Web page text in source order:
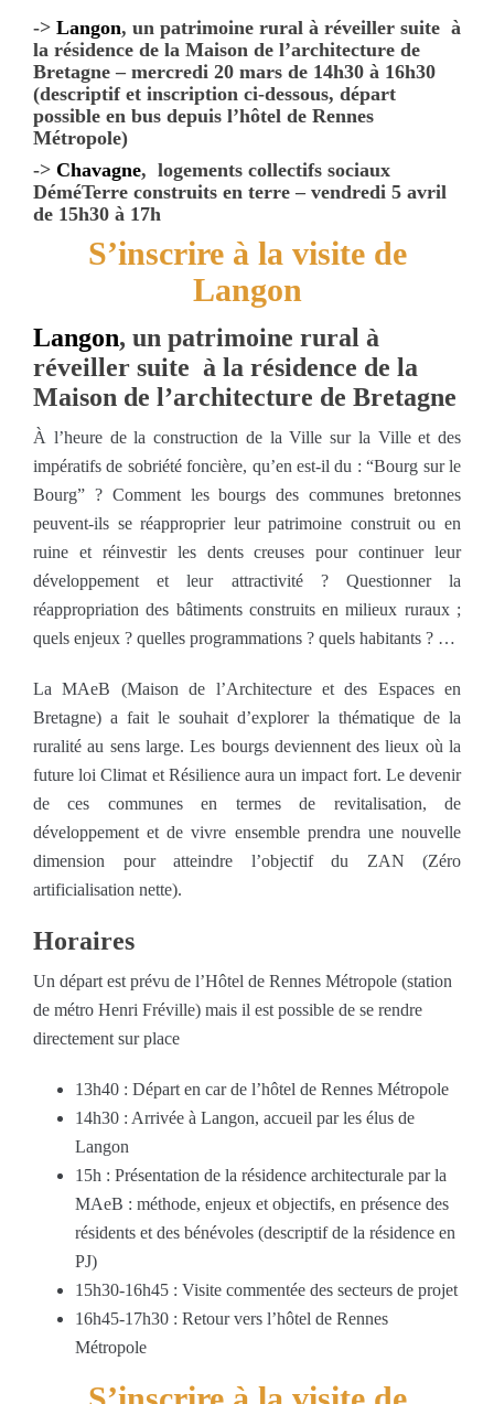
-> Langon, un patrimoine rural à réveiller suite à
la résidence de la Maison de l’architecture de
Bretagne – mercredi 20 mars de 14h30 à 16h30
(descriptif et inscription ci-dessous, départ
possible en bus depuis l’hôtel de Rennes
Métropole)
-> Chavagne, logements collectifs sociaux
DéméTerre construits en terre – vendredi 5 avril
de 15h30 à 17h
S’inscrire à la visite de
Langon
Langon, un patrimoine rural à
réveiller suite à la résidence de la
Maison de l’architecture de Bretagne
À l’heure de la construction de la Ville sur la Ville et des
impératifs de sobriété foncière, qu’en est-il du : “Bourg sur le
Bourg” ? Comment les bourgs des communes bretonnes
peuvent-ils se réapproprier leur patrimoine construit ou en
ruine et réinvestir les dents creuses pour continuer leur
développement et leur attractivité ? Questionner la
réappropriation des bâtiments construits en milieux ruraux ;
quels enjeux ? quelles programmations ? quels habitants ? …
La MAeB (Maison de l’Architecture et des Espaces en
Bretagne) a fait le souhait d’explorer la thématique de la
ruralité au sens large. Les bourgs deviennent des lieux où la
future loi Climat et Résilience aura un impact fort. Le devenir
de ces communes en termes de revitalisation, de
développement et de vivre ensemble prendra une nouvelle
dimension pour atteindre l’objectif du ZAN (Zéro
artificialisation nette).
Horaires
Un départ est prévu de l’Hôtel de Rennes Métropole (station
de métro Henri Fréville) mais il est possible de se rendre
directement sur place
13h40 : Départ en car de l’hôtel de Rennes Métropole
14h30 : Arrivée à Langon, accueil par les élus de
Langon
15h : Présentation de la résidence architecturale par la
MAeB : méthode, enjeux et objectifs, en présence des
résidents et des bénévoles (descriptif de la résidence en
PJ)
15h30-16h45 : Visite commentée des secteurs de projet
16h45-17h30 : Retour vers l’hôtel de Rennes
Métropole